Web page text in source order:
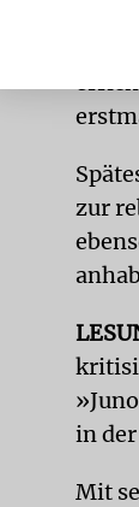
zur
in
Mit